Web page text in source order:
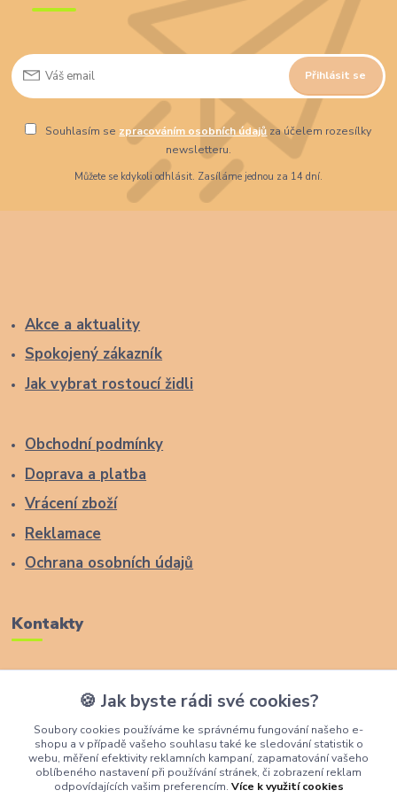
Přihlásit se
Souhlasím se zpracováním osobních údajů za účelem rozesílky
newsletteru.
Můžete se kdykoli odhlásit. Zasíláme jednou za 14 dní.
Akce a aktuality
Spokojený zákazník
Jak vybrat rostoucí židli
Obchodní podmínky
Doprava a platba
Vrácení zboží
Reklamace
Ochrana osobních údajů
Kontakty
+420 774 291 043
info@rostouci-zidle.cz
🍪 Jak byste rádi své cookies?
Soubory cookies používáme ke správnému fungování našeho e-
shopu a v případě vašeho souhlasu také ke sledování statistik o
webu, měření efektivity reklamních kampaní, zapamatování vašeho
oblíbeného nastavení při používání stránek, či zobrazení reklam
odpovídajících vašim preferencím. Více k využití cookies